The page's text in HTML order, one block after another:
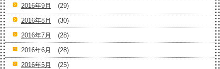
2016年9月
(29)
2016年8月
(30)
2016年7月
(28)
2016年6月
(28)
2016年5月
(25)